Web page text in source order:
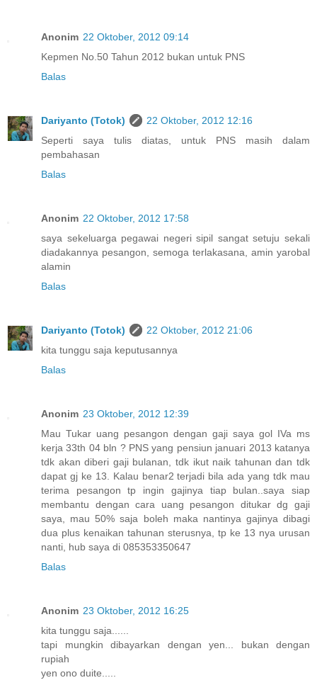
Anonim 22 Oktober, 2012 09:14
Kepmen No.50 Tahun 2012 bukan untuk PNS
Balas
Dariyanto (Totok)
22 Oktober, 2012 12:16
Seperti saya tulis diatas, untuk PNS masih dalam
pembahasan
Balas
Anonim 22 Oktober, 2012 17:58
saya sekeluarga pegawai negeri sipil sangat setuju sekali
diadakannya pesangon, semoga terlakasana, amin yarobal
alamin
Balas
Dariyanto (Totok)
22 Oktober, 2012 21:06
kita tunggu saja keputusannya
Balas
Anonim 23 Oktober, 2012 12:39
Mau Tukar uang pesangon dengan gaji saya gol IVa ms
kerja 33th 04 bln ? PNS yang pensiun januari 2013 katanya
tdk akan diberi gaji bulanan, tdk ikut naik tahunan dan tdk
dapat gj ke 13. Kalau benar2 terjadi bila ada yang tdk mau
terima pesangon tp ingin gajinya tiap bulan..saya siap
membantu dengan cara uang pesangon ditukar dg gaji
saya, mau 50% saja boleh maka nantinya gajinya dibagi
dua plus kenaikan tahunan sterusnya, tp ke 13 nya urusan
nanti, hub saya di 085353350647
Balas
Anonim 23 Oktober, 2012 16:25
kita tunggu saja......
tapi mungkin dibayarkan dengan yen... bukan dengan
rupiah
yen ono duite.....